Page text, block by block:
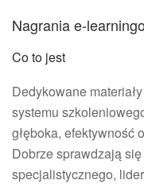
Nagrania e-
Co to jest
Dedykowane
systemu
głęboka, efektywność
Dobrze sprawdzają
specjalistycznego,